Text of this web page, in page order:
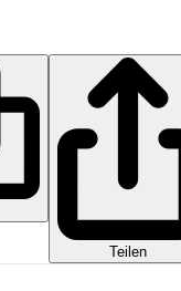
Teilen